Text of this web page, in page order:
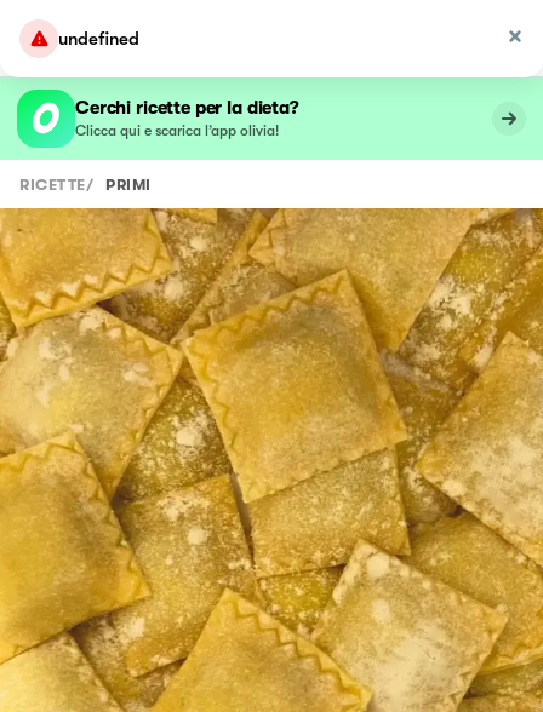
undefined
Cerchi ricette per la dieta?
Clicca qui e scarica l’app olivia!
RICETTE/ PRIMI